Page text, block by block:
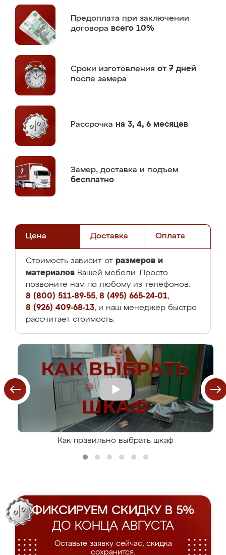
Предоплата при заключении
договора всего 10%
Сроки изготовления от 7 дней
после замера
Рассрочка на 3, 4, 6 месяцев
Замер, доставка и подъем
бесплатно
Цена Доставка Оплата
Стоимость зависит от размеров и
материалов Вашей мебели. Просто
позвоните нам по любому из телефонов:
8 (800) 511-89-55, 8 (495) 665-24-01,
8 (926) 409-68-13, и наш менеджер быстро
рассчитает стоимость.
Как правильно выбрать шкаф
ФИКСИРУЕМ СКИДКУ В 5%
ДО КОНЦА АВГУСТА
Оставьте заявку сейчас, скидка
сохранится.